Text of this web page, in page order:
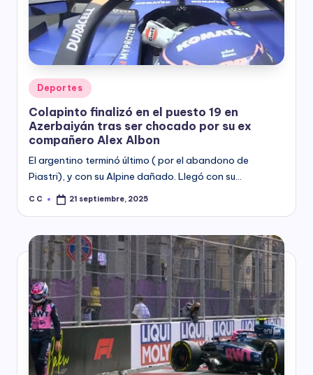
y
Posted
in
Deportes
Colapinto finalizó en el puesto 19 en
Azerbaiyán tras ser chocado por su ex
compañero Alex Albon
El argentino terminó último ( por el abandono de
Piastri), y con su Alpine dañado. Llegó con su…
Posted
C C 21 septiembre, 2025